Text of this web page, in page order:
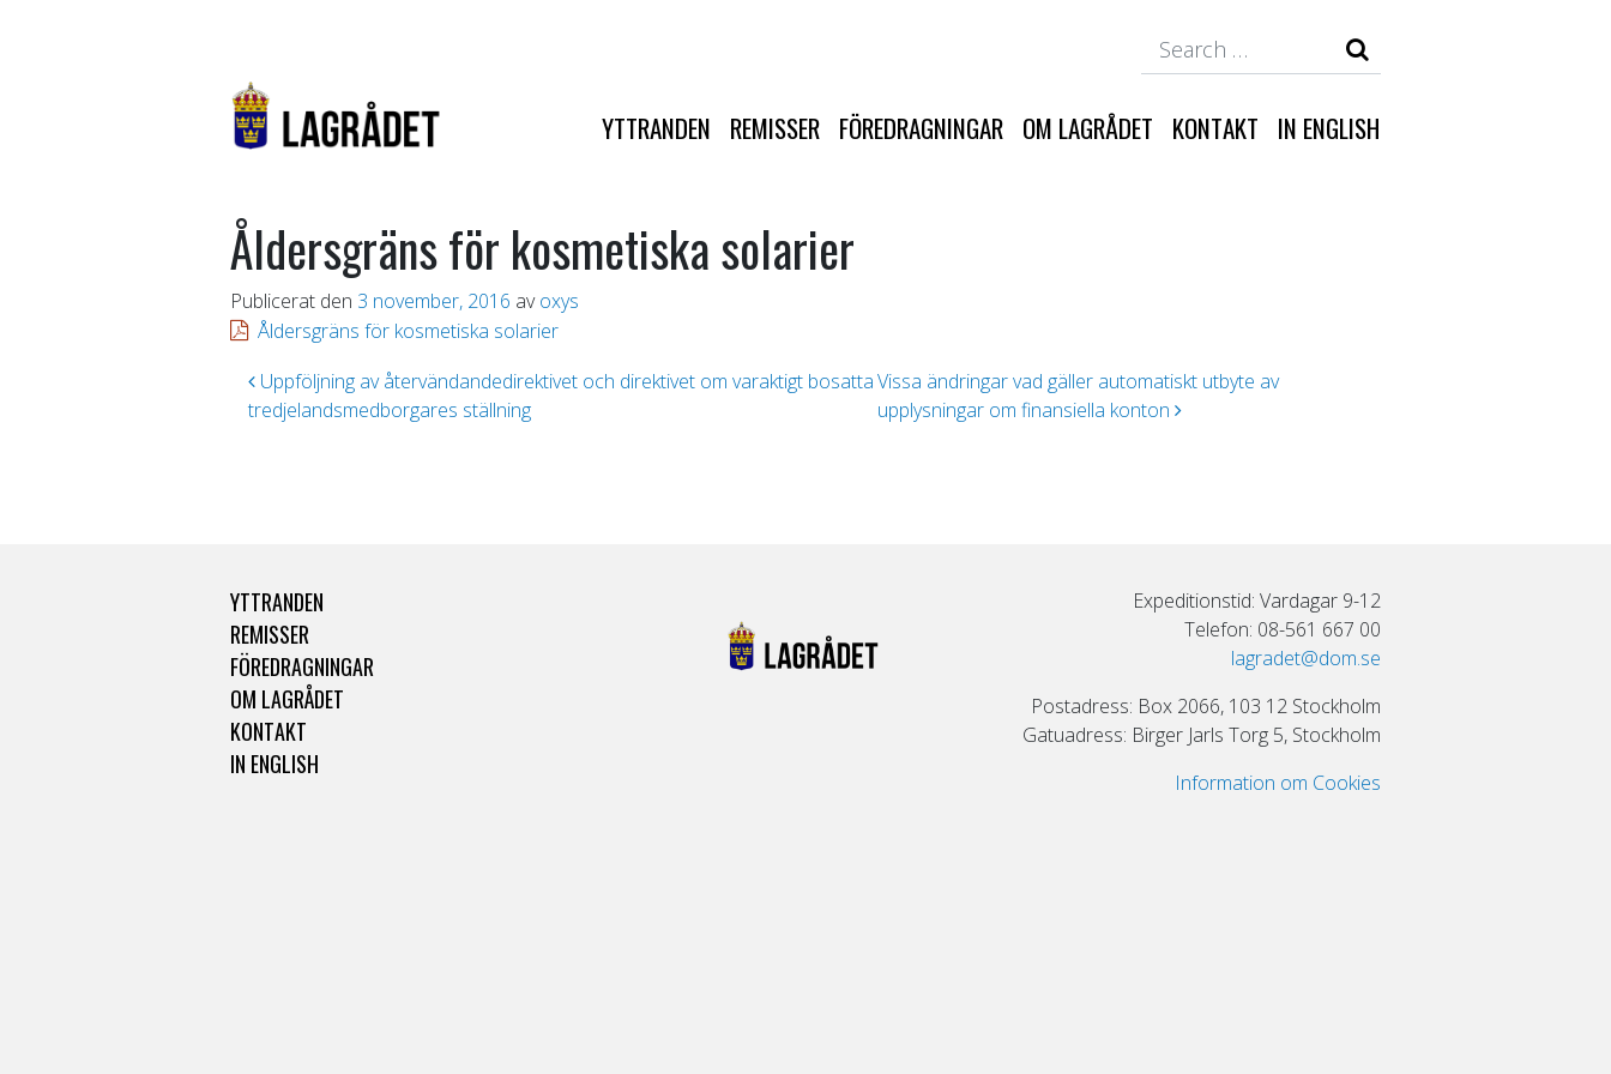
YTTRANDEN REMISSER FÖREDRAGNINGAR OM LAGRÅDET KONTAKT IN ENGLISH
Åldersgräns för kosmetiska solarier
Publicerat den 3 november, 2016 av oxys
Åldersgräns för kosmetiska solarier
Inläggsnavigering
Uppföljning av återvändandedirektivet och direktivet om varaktigt bosatta
tredjelandsmedborgares ställning
Vissa ändringar vad gäller automatiskt utbyte av
upplysningar om finansiella konton
YTTRANDEN
REMISSER
FÖREDRAGNINGAR
OM LAGRÅDET
KONTAKT
IN ENGLISH
Expeditionstid: Vardagar 9-12
Telefon: 08-561 667 00
lagradet@dom.se
Postadress: Box 2066, 103 12 Stockholm
Gatuadress: Birger Jarls Torg 5, Stockholm
Information om Cookies